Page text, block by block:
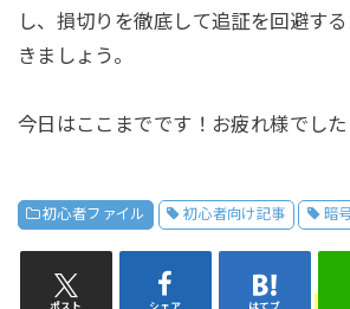
し、損切りを徹底して追証を回避す
きましょう。
今日はここまでです！お疲れ様でした
初心者ファイル 初心者向け記事 暗
ポスト シェア はてブ